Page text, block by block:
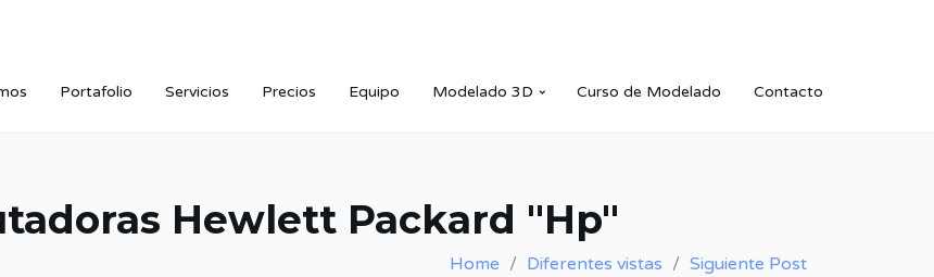
Portafolio Servicios Precios Equipo Modelado 3D Curso de Modelado Contacto
Hewlett Packard "Hp"
Home Diferentes vistas Siguiente Post